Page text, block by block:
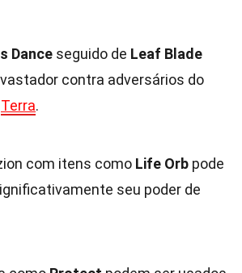
Dance seguido de Leaf Blade
contra adversários do
Terra.
com itens como Life Orb pode
seu poder de